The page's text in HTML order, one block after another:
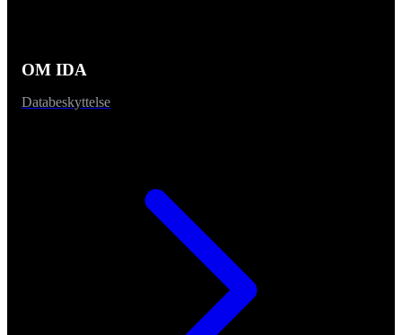
OM IDA
Databeskyttelse